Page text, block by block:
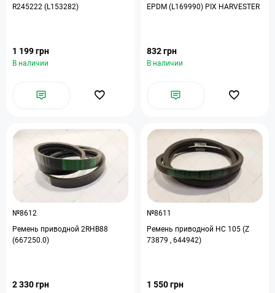
R245222 (L153282)
1 199 грн
В наличии
EPDM (L169990) PIX HARVESTER
832 грн
В наличии
№8612
Ремень приводной 2RHB88
(667250.0)
2 330 грн
№8611
Ремень приводной HC 105 (Z
73879 , 644942)
1 550 грн